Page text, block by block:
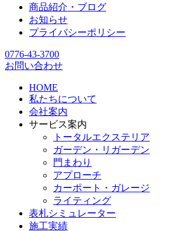
商品紹介・ブログ
お知らせ
プライバシーポリシー
0776-43-3700
お問い合わせ
HOME
私たちについて
会社案内
サービス案内
トータルエクステリア
ガーデン・リガーデン
門まわり
アプローチ
カーポート・ガレージ
ライティング
表札シミュレーター
施工実績